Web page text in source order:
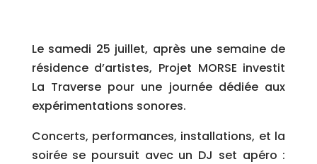
Le samedi 25 juillet, après une semaine de
résidence d’artistes, Projet MORSE investit
La Traverse pour une journée dédiée aux
expérimentations sonores.
Concerts, performances, installations, et la
soirée se poursuit avec un DJ set apéro :